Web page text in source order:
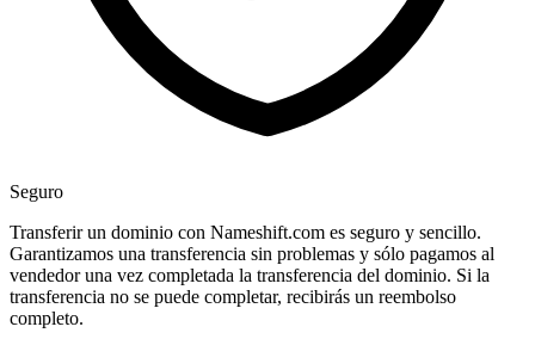
Seguro
Transferir un dominio con Nameshift.com es seguro y sencillo.
Garantizamos una transferencia sin problemas y sólo pagamos al
vendedor una vez completada la transferencia del dominio. Si la
transferencia no se puede completar, recibirás un reembolso
completo.